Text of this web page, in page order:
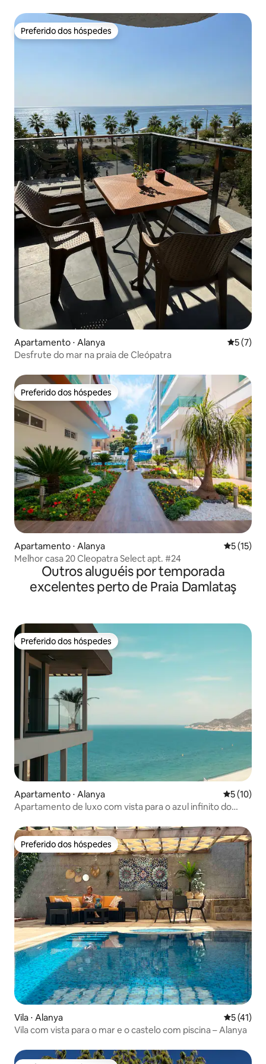
Preferido dos hóspedes
Preferido dos hóspedes
Apartamento ⋅ Alanya 5 de
5 (7)
Desfrute do mar na praia de Cleópatra
Preferido dos hóspedes
Preferido dos hóspedes
Apartamento ⋅ Alanya 5 de uma
5 (15)
Melhor casa 20 Cleopatra Select apt. #24
Outros aluguéis por temporada
excelentes perto de Praia Damlataş
Preferido dos hóspedes
Preferido dos hóspedes
Apartamento ⋅ Alanya 5 de uma
5 (10)
Apartamento de luxo com vista para o azul infinito do
Preferido dos hóspedes
Preferido dos hóspedes
Vila ⋅ Alanya 5 de uma
5 (41)
Vila com vista para o mar e o castelo com piscina – Alanya